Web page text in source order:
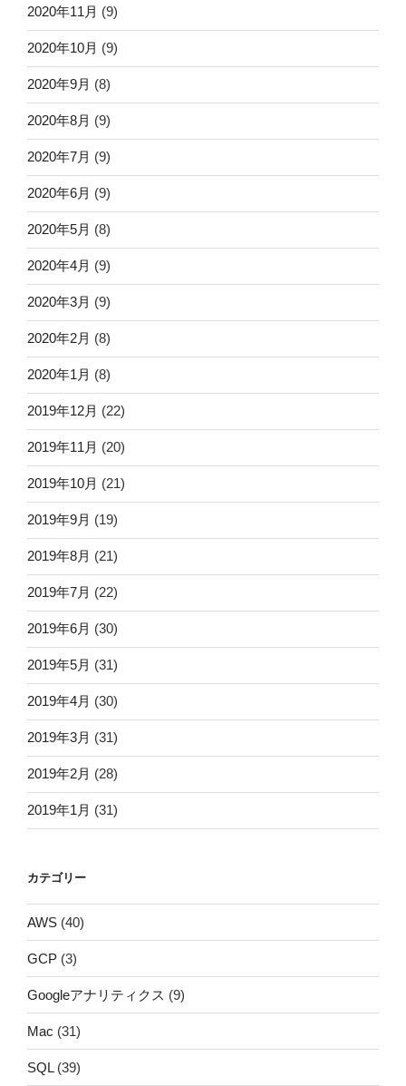
2020年11月 (9)
2020年10月 (9)
2020年9月 (8)
2020年8月 (9)
2020年7月 (9)
2020年6月 (9)
2020年5月 (8)
2020年4月 (9)
2020年3月 (9)
2020年2月 (8)
2020年1月 (8)
2019年12月 (22)
2019年11月 (20)
2019年10月 (21)
2019年9月 (19)
2019年8月 (21)
2019年7月 (22)
2019年6月 (30)
2019年5月 (31)
2019年4月 (30)
2019年3月 (31)
2019年2月 (28)
2019年1月 (31)
カテゴリー
AWS (40)
GCP (3)
Googleアナリティクス (9)
Mac (31)
SQL(39)